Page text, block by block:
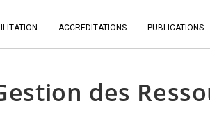
ACCREDITATIONS PUBLICATIONS
des